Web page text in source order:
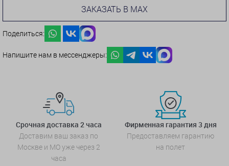
ЗАКАЗАТЬ В MAX
Поделиться:
Напишите нам в мессенджеры:
Срочная доставка 2 часа
Доставим ваш заказ по
Москве и МО уже через 2
часа
Фирменная гарантия 3 дня
Предоставляем гарантию
на полет